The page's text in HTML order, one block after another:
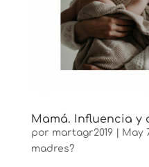
Mamá. Influencia y
por martagr2019| May
madres?